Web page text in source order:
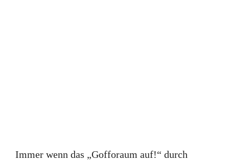
Immer wenn das „Gofforaum auf!“ durch